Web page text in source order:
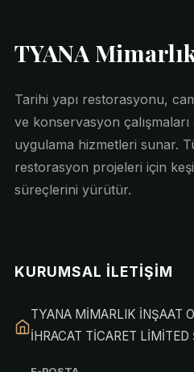
TYANA
Tarihi yapı restorasyonu,
ve konservasyon
uygulama hizmetleri sunar.
restorasyon projeleri için
süreçlerini yürütür.
KURUMSAL İLETIŞIM
TYANA MİMARLIK İNŞAAT
İHRACAT TİCARET LİMİTED